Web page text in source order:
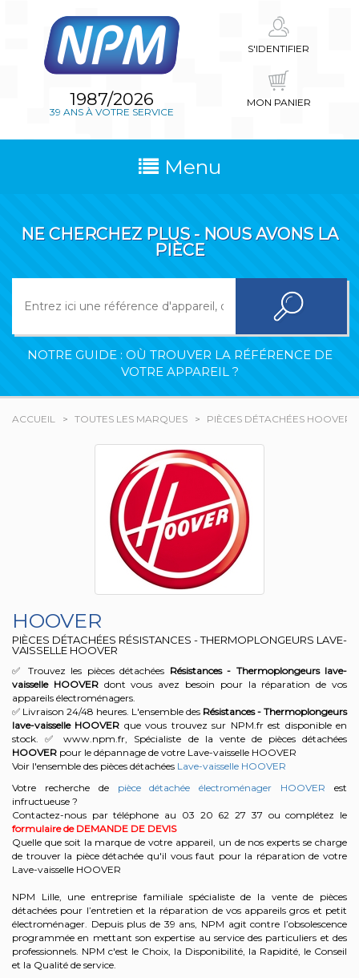
1987/2026
39 ANS À VOTRE SERVICE
S'IDENTIFIER
MON PANIER
Menu
NE CHERCHEZ PLUS - NOUS AVONS LA
PIÈCE
NOTRE GUIDE : OÙ TROUVER LA RÉFÉRENCE DE
VOTRE APPAREIL ?
ACCUEIL TOUTES LES MARQUES PIÈCES DÉTACHÉES HOOVER
HOOVER
PIÈCES DÉTACHÉES RÉSISTANCES - THERMOPLONGEURS LAVE-
VAISSELLE HOOVER
✅ Trouvez les pièces détachées Résistances - Thermoplongeurs lave-
vaisselle HOOVERdont vous avez besoin pour la réparation de vos
appareils électroménagers.
✅ Livraison 24/48 heures. L'ensemble des Résistances - Thermoplongeurs
lave-vaisselle HOOVER que vous trouvez sur NPM.fr est disponible en
stock. ✅ www.npm.fr, Spécialiste de la vente de pièces détachées
HOOVER pour le dépannage de votre Lave-vaisselle HOOVER
Voir l'ensemble des pièces détachées Lave-vaisselle HOOVER
Votre recherche de pièce détachée électroménager HOOVER est
infructueuse ?
Contactez-nous par téléphone au 03 20 62 27 37 ou complétez le
formulaire de DEMANDE DE DEVIS
Quelle que soit la marque de votre appareil, un de nos experts se charge
de trouver la pièce détachée qu'il vous faut pour la réparation de votre
Lave-vaisselle HOOVER
NPM Lille, une entreprise familiale spécialiste de la vente de pièces
détachées pour l’entretien et la réparation de vos appareils gros et petit
électroménager. Depuis plus de 39 ans, NPM agit contre l’obsolescence
programmée en mettant son expertise au service des particuliers et des
professionnels. NPM c'est le Choix, la Disponibilité, la Rapidité, le Conseil
et la Qualité de service.